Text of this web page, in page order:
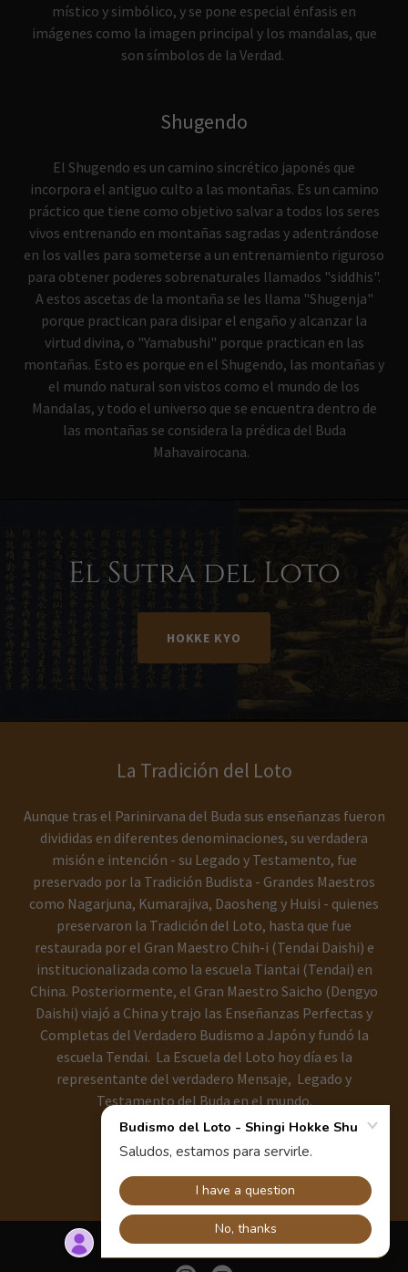
místico y simbólico, y se pone especial énfasis en
imágenes como la imagen principal y los mandalas, que
son símbolos de la Verdad.
Shugendo
El Shugendo es un camino sincrético japonés que
incorpora el antiguo culto a las montañas. Es un camino
práctico que tiene como objetivo salvar a todos los seres
vivos entrenando en montañas sagradas y adentrándose
en los valles para someterse a un entrenamiento riguroso
para obtener poderes sobrenaturales llamados "siddhis".
A estos ascetas de la montaña se les llama "Shugenja"
porque practican para disipar el engaño y alcanzar la
virtud divina, o "Yamabushi" porque practican en las
montañas. Esto es porque en el Shugendo, las montañas y
el mundo natural son vistos como el mundo de los
Mandalas, y todo el universo que se encuentra dentro de
las montañas se considera la prédica del Buda
Mahavairocana.
El Sutra del Loto
HOKKE KYO
La Tradición del Loto
Aunque tras el Parinirvana del Buda sus enseñanzas fueron
divididas en diferentes denominaciones, su verdadera
misión e intención - su Legado y Testamento, fue
preservado por la Tradición Budista - Grandes Maestros
como Nagarjuna, Kumarajiva, Daosheng y Huisi - quienes
preservaron la Tradición del Loto, hasta que fue
restaurada por el Gran Maestro Chih-i (Tendai Daishi) e
institucionalizada como la escuela Tiantai (Tendai) en
China. Posteriormente, el Gran Maestro Saicho (Dengyo
Daishi) viajó a China y trajo las Enseñanzas Perfectas y
Completas del Verdadero Budismo a Japón y fundó la
escuela Tendai. La Escuela del Loto hoy día es la
representante del verdadero Mensaje, Legado y
Testamento del Buda en el mundo.
BUDISMO DEL LOTO